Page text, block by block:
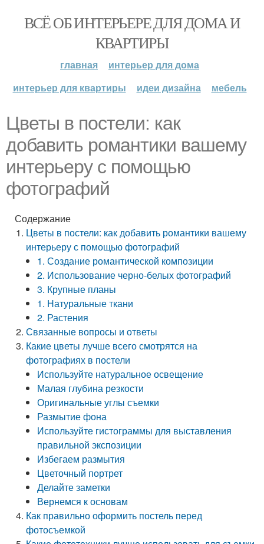
ВСЁ ОБ ИНТЕРЬЕРЕ ДЛЯ ДОМА И
КВАРТИРЫ
главная
интерьер для дома
интерьер для квартиры
идеи дизайна мебель
Цветы в постели: как
добавить романтики вашему
интерьеру с помощью
фотографий
Содержание
Цветы в постели: как добавить романтики вашему
интерьеру с помощью фотографий
1. Создание романтической композиции
2. Использование черно-белых фотографий
3. Крупные планы
1. Натуральные ткани
2. Растения
Связанные вопросы и ответы
Какие цветы лучше всего смотрятся на
фотографиях в постели
Используйте натуральное освещение
Малая глубина резкости
Оригинальные углы съемки
Размытие фона
Используйте гистограммы для выставления
правильной экспозиции
Избегаем размытия
Цветочный портрет
Делайте заметки
Вернемся к основам
Как правильно оформить постель перед
фотосъемкой